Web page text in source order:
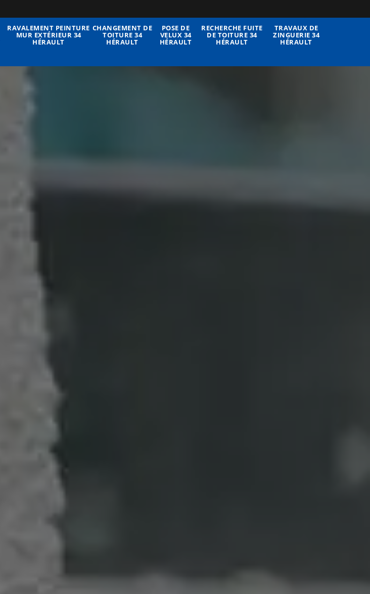
RAVALEMENT PEINTURE
MUR EXTÉRIEUR 34
HÉRAULT
CHANGEMENT DE
TOITURE 34
HÉRAULT
POSE DE
VELUX 34
HÉRAULT
RECHERCHE FUITE
DE TOITURE 34
HÉRAULT
TRAVAUX DE
ZINGUERIE 34
HÉRAULT